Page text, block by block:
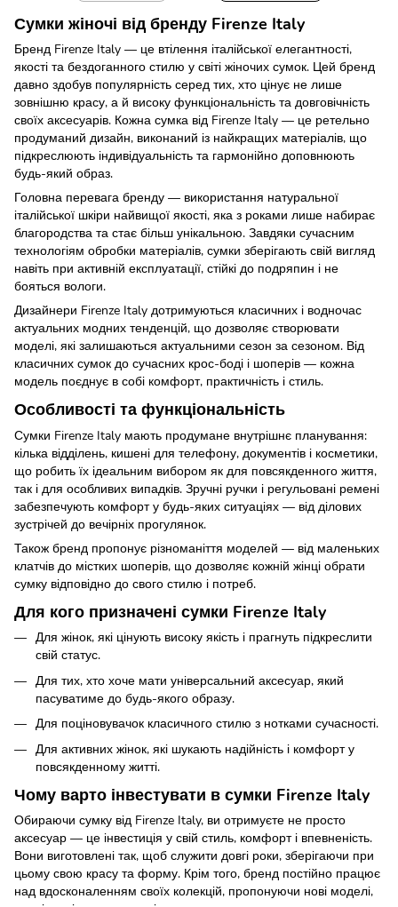
Сумки жіночі від бренду Firenze Italy
Бренд Firenze Italy — це втілення італійської елегантності,
якості та бездоганного стилю у світі жіночих сумок. Цей бренд
давно здобув популярність серед тих, хто цінує не лише
зовнішню красу, а й високу функціональність та довговічність
своїх аксесуарів. Кожна сумка від Firenze Italy — це ретельно
продуманий дизайн, виконаний із найкращих матеріалів, що
підкреслюють індивідуальність та гармонійно доповнюють
будь-який образ.
Головна перевага бренду — використання натуральної
італійської шкіри найвищої якості, яка з роками лише набирає
благородства та стає більш унікальною. Завдяки сучасним
технологіям обробки матеріалів, сумки зберігають свій вигляд
навіть при активній експлуатації, стійкі до подряпин і не
бояться вологи.
Дизайнери Firenze Italy дотримуються класичних і водночас
актуальних модних тенденцій, що дозволяє створювати
моделі, які залишаються актуальними сезон за сезоном. Від
класичних сумок до сучасних крос-боді і шоперів — кожна
модель поєднує в собі комфорт, практичність і стиль.
Особливості та функціональність
Сумки Firenze Italy мають продумане внутрішнє планування:
кілька відділень, кишені для телефону, документів і косметики,
що робить їх ідеальним вибором як для повсякденного життя,
так і для особливих випадків. Зручні ручки і регульовані ремені
забезпечують комфорт у будь-яких ситуаціях — від ділових
зустрічей до вечірніх прогулянок.
Також бренд пропонує різноманіття моделей — від маленьких
клатчів до містких шоперів, що дозволяє кожній жінці обрати
сумку відповідно до свого стилю і потреб.
Для кого призначені сумки Firenze Italy
Для жінок, які цінують високу якість і прагнуть підкреслити
свій статус.
Для тих, хто хоче мати універсальний аксесуар, який
пасуватиме до будь-якого образу.
Для поціновувачок класичного стилю з нотками сучасності.
Для активних жінок, які шукають надійність і комфорт у
повсякденному житті.
Чому варто інвестувати в сумки Firenze Italy
Обираючи сумку від Firenze Italy, ви отримуєте не просто
аксесуар — це інвестиція у свій стиль, комфорт і впевненість.
Вони виготовлені так, щоб служити довгі роки, зберігаючи при
цьому свою красу та форму. Крім того, бренд постійно працює
над вдосконаленням своїх колекцій, пропонуючи нові моделі,